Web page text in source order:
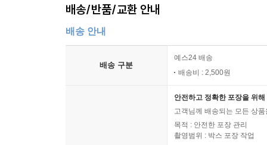
배송/반품/교환 안내
배송 안내
배송 구분
예스24 배송
배송비 : 2,500원
안전하고 정확한 포장을 위
고객님께 배송되는 모든 상
목적 : 안전한 포장 관리
촬영범위 : 박스 포장 작업